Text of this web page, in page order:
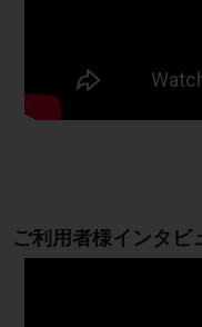
ご利用者様インタビ